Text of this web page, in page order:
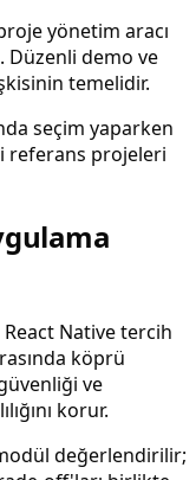
yönetim aracı
demo ve
temelidir.
seçim yaparken
referans projeleri
Native tercih
köprü
ve
korur.
değerlendirilir;